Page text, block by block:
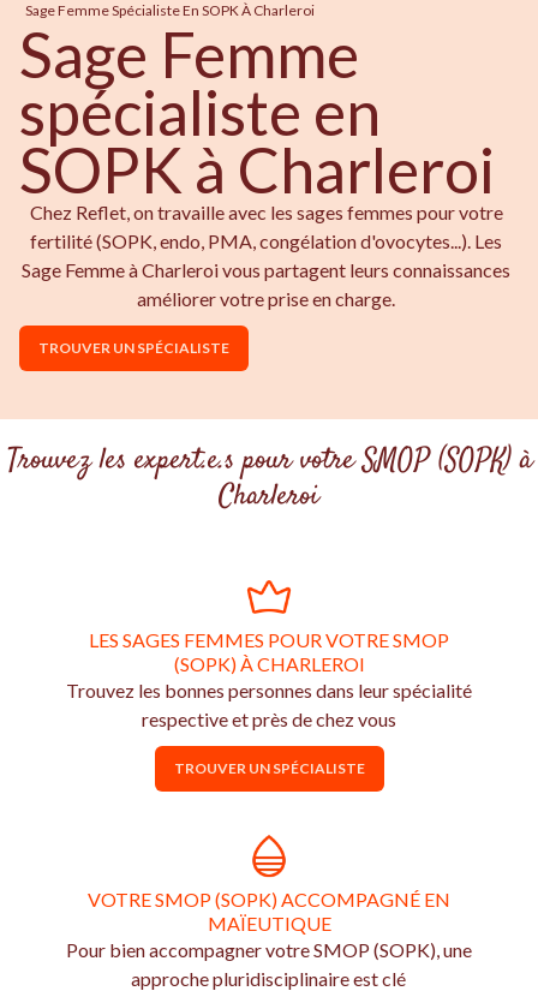
Sage Femme Spécialiste En SOPK À Charleroi
Sage Femme
spécialiste en
SOPK à Charleroi
Chez Reflet, on travaille avec les sages femmes pour votre
fertilité (SOPK, endo, PMA, congélation d'ovocytes...). Les
Sage Femme à Charleroi vous partagent leurs connaissances
améliorer votre prise en charge.
TROUVER UN SPÉCIALISTE
Trouvez les expert.e.s pour votre SMOP (SOPK) à
Charleroi
LES SAGES FEMMES POUR VOTRE SMOP
(SOPK) À CHARLEROI
Trouvez les bonnes personnes dans leur spécialité
respective et près de chez vous
TROUVER UN SPÉCIALISTE
VOTRE SMOP (SOPK) ACCOMPAGNÉ EN
MAÏEUTIQUE
Pour bien accompagner votre SMOP (SOPK), une
approche pluridisciplinaire est clé